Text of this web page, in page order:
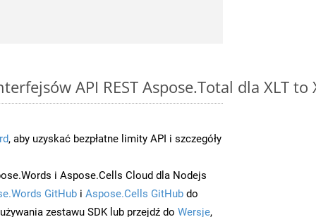
API REST Aspose.Total dla XLT to
, aby uzyskać bezpłatne limity API i szczegóły
i Aspose.Cells Cloud dla Nodejs
GitHub i Aspose.Cells GitHub do
zestawu SDK lub przejdź do Wersje,